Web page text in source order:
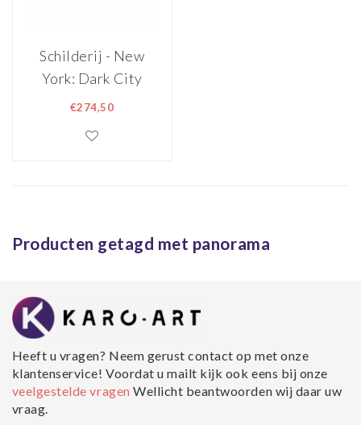
Schilderij - New
York: Dark City
€274,50
Producten getagd met panorama
Heeft u vragen? Neem gerust contact op met onze
klantenservice! Voordat u mailt kijk ook eens bij onze
veelgestelde vragenWellicht beantwoorden wij daar uw
vraag.